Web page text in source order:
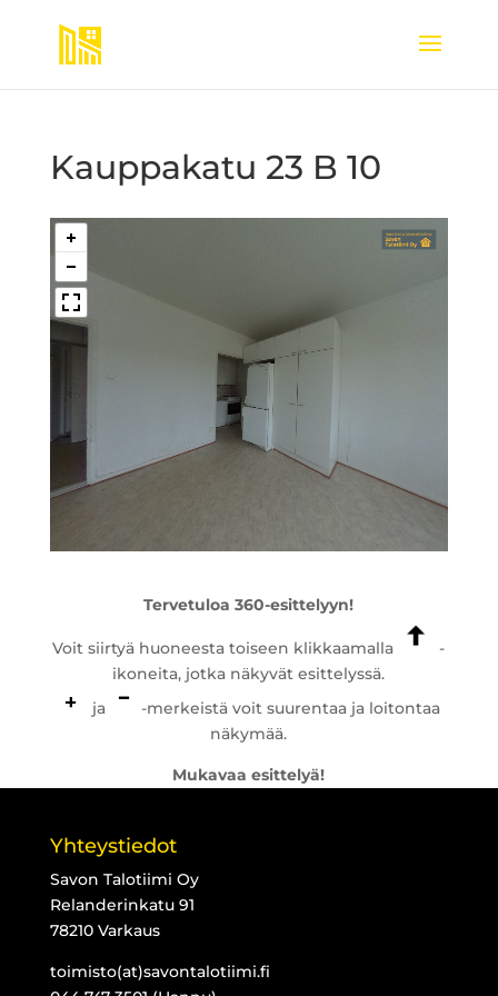
Kauppakatu 23 B 10
Tervetuloa 360-esittelyyn!
Voit siirtyä huoneesta toiseen klikkaamalla
-
ikoneita, jotka näkyvät esittelyssä.
ja
-merkeistä voit suurentaa ja loitontaa
näkymää.
Mukavaa esittelyä!
Yhteystiedot
Savon Talotiimi Oy
Relanderinkatu 91
78210 Varkaus
toimisto(at)savontalotiimi.fi